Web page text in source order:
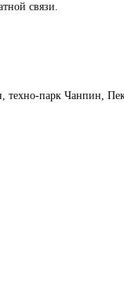
связи.
техно-парк Чанпин,